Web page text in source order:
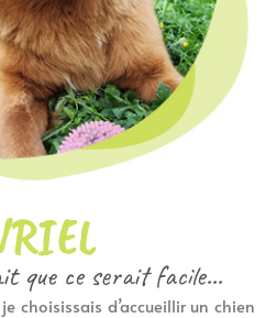
que ce serait facile...
choisissais d’accueillir un chien